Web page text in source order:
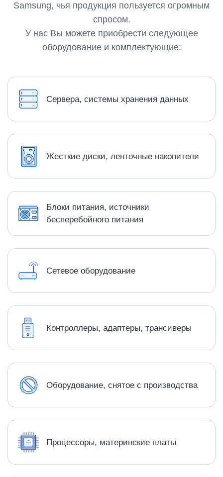
Samsung, чья продукция пользуется огромным
спросом.
У нас Вы можете приобрести следующее
оборудование и комплектующие:
Сервера, системы хранения данных
Жесткие диски, ленточные накопители
Блоки питания, источники
бесперебойного питания
Сетевое оборудование
Контроллеры, адаптеры, трансиверы
Оборудование, снятое с производства
Процессоры, материнские платы